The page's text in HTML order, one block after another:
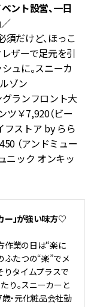
ント設営、一日
だけど、ほっこ
ザーで足元を引
ュに。スニーカ
ゾン
ランフロント大
ツ￥7,920（ビー
フストア by らら
（アンドミュー
ニック オンキッ
ー」が強い味方♡
作業の日は“楽に
ふたつの“楽”でメ
りタイムプラスで
り。スニーカーと
・元化粧品会社勤